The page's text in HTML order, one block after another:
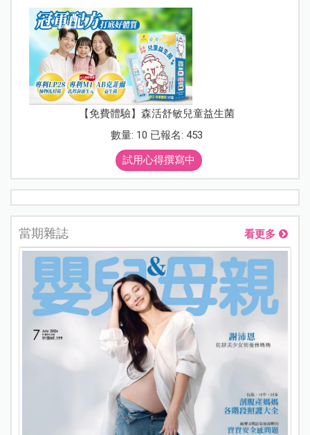
【免費體驗】森活舒敏兒童益生菌
數量: 10 已報名: 453
試用心得撰寫中
當期雜誌 看更多